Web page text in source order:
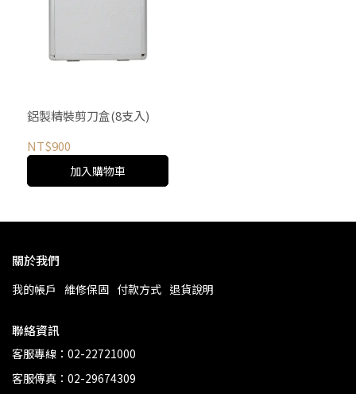
鋁製精裝剪刀盒(8支入)
NT$900
加入購物車
關於我們
我的帳戶 維修保固 付款方式 退貨說明
聯絡資訊
客服專線：02-22721000
客服傳真：02-29674309